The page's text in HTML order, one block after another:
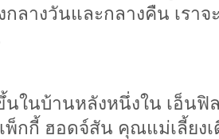
ลางวันและกลางคืน เรา
ในบ้านหลังหนึ่งใน เอ็นฟิ
พ็กกี้ ฮอดจ์สัน คุณแม่เลี้ยง